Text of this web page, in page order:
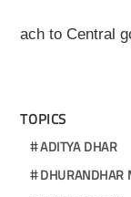
ach to Central
TOPICS
ADITYA DHAR
DHURANDHAR